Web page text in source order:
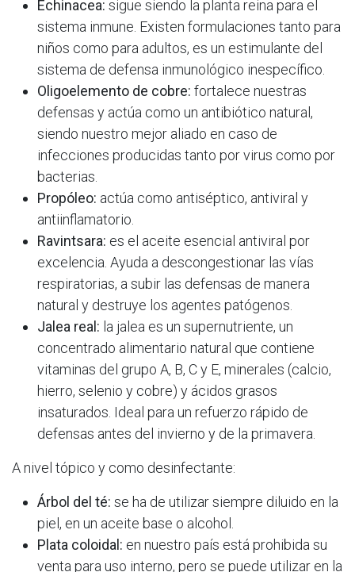
Echinacea: sigue siendo la planta reina para el
sistema inmune. Existen formulaciones tanto para
niños como para adultos, es un estimulante del
sistema de defensa inmunológico inespecífico.
Oligoelemento de cobre: fortalece nuestras
defensas y actúa como un antibiótico natural,
siendo nuestro mejor aliado en caso de
infecciones producidas tanto por virus como por
bacterias.
Propóleo: actúa como antiséptico, antiviral y
antiinflamatorio.
Ravintsara: es el aceite esencial antiviral por
excelencia. Ayuda a descongestionar las vías
respiratorias, a subir las defensas de manera
natural y destruye los agentes patógenos.
Jalea real: la jalea es un supernutriente, un
concentrado alimentario natural que contiene
vitaminas del grupo A, B, C y E, minerales (calcio,
hierro, selenio y cobre) y ácidos grasos
insaturados. Ideal para un refuerzo rápido de
defensas antes del invierno y de la primavera.
A nivel tópico y como desinfectante:
Árbol del té: se ha de utilizar siempre diluido en la
piel, en un aceite base o alcohol.
Plata coloidal: en nuestro país está prohibida su
venta para uso interno, pero se puede utilizar en la